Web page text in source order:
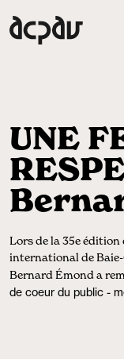
UNE
Lors de la 35e
international de
Bernard Émond a
de coeur du public -